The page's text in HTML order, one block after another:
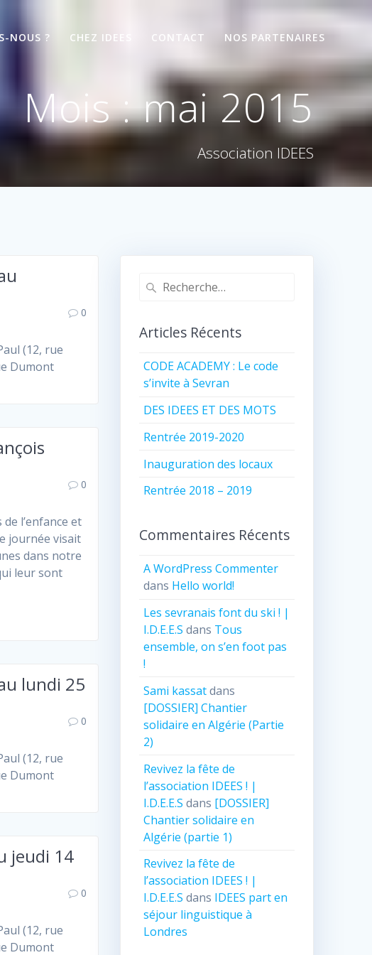
NOUS ? CHEZ IDEES CONTACT NOS PARTENAIRES
Mois :mai 2015
Association IDEES
0
(12, rue
Dumont
0
l’enfance et
journée visait
dans notre
leur sont
lundi 25
0
(12, rue
Dumont
jeudi 14
0
(12, rue
Dumont
Recherche
pour
Articles Récents
CODE ACADEMY : Le code
s’invite à Sevran
DES IDEES ET DES MOTS
Rentrée 2019-2020
Inauguration des locaux
Rentrée 2018 – 2019
Commentaires Récents
A WordPress Commenter
dans Hello world!
Les sevranais font du ski ! |
I.D.E.E.S dans Tous
ensemble, on s’en foot pas
!
Sami kassatdans
[DOSSIER] Chantier
solidaire en Algérie (Partie
2)
Revivez la fête de
l’association IDEES ! |
I.D.E.E.S dans [DOSSIER]
Chantier solidaire en
Algérie (partie 1)
Revivez la fête de
l’association IDEES ! |
I.D.E.E.S dans IDEES part en
séjour linguistique à
Londres